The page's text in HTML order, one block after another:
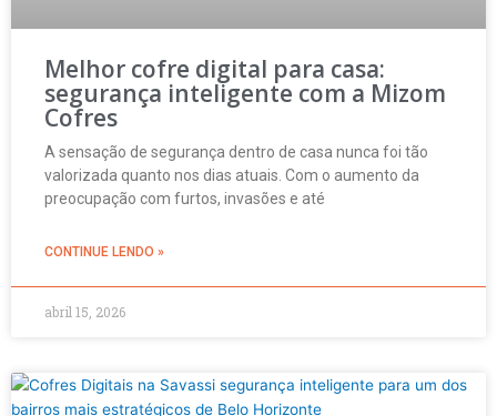
Melhor cofre digital para casa:
segurança inteligente com a Mizom
Cofres
A sensação de segurança dentro de casa nunca foi tão
valorizada quanto nos dias atuais. Com o aumento da
preocupação com furtos, invasões e até
CONTINUE LENDO »
abril 15, 2026